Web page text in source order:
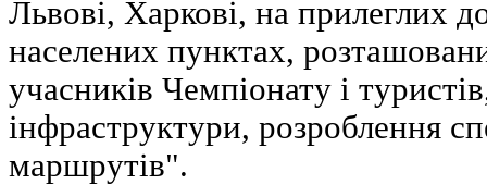
Львові, Харкові, на прилеглих
населених пунктах,
учасників Чемпіонату і
інфраструктури, розроблення
маршрутів".